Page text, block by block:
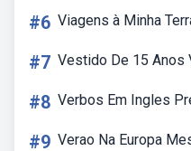
#6 Viagens à Minha
#7 Vestido De 15 Anos
#8 Verbos Em Ingles
#9 Verao Na Europa